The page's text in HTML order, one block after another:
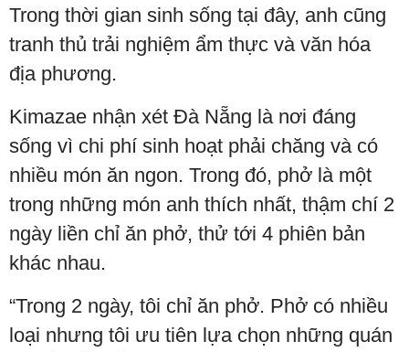
Trong thời gian sinh sống tại đây, anh cũng
tranh thủ trải nghiệm ẩm thực và văn hóa
địa phương.
Kimazae nhận xét Đà Nẵng là nơi đáng
sống vì chi phí sinh hoạt phải chăng và có
nhiều món ăn ngon. Trong đó, phở là một
trong những món anh thích nhất, thậm chí 2
ngày liền chỉ ăn phở, thử tới 4 phiên bản
khác nhau.
“Trong 2 ngày, tôi chỉ ăn phở. Phở có nhiều
loại nhưng tôi ưu tiên lựa chọn những quán